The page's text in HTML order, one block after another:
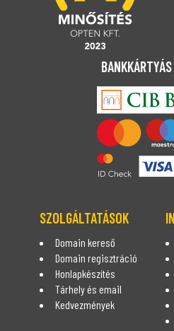
SZOLGÁLTATÁSOK
Domain kereső
Domain regisztráció
Honlapkészítés
Tárhely és email
Kedvezmények